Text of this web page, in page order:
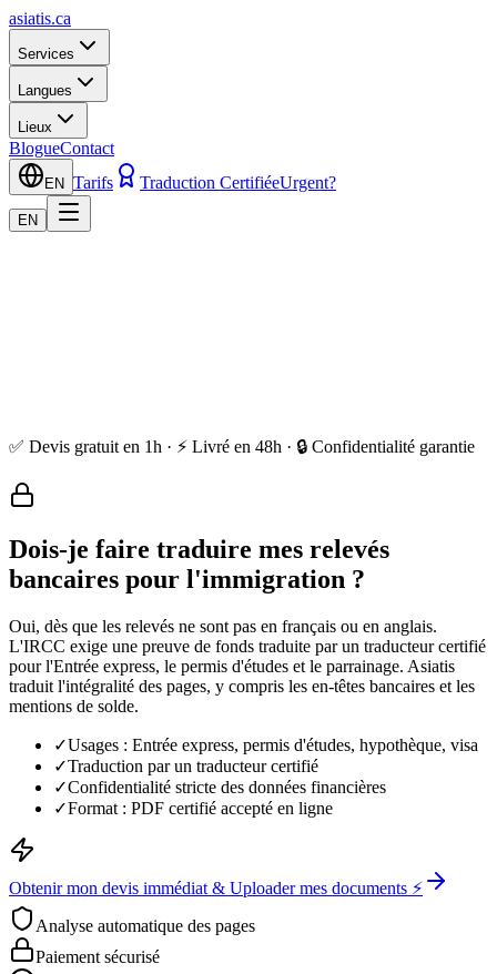
asiatis.ca
Services
Langues
Lieux
BlogueContact
EN Tarifs Traduction CertifiéeUrgent?
EN
✅ Devis gratuit en 1h · ⚡ Livré en 48h · 🔒 Confidentialité garantie
Dois-je faire traduire mes relevés
bancaires pour l'immigration ?
Oui, dès que les relevés ne sont pas en français ou en anglais.
L'IRCC exige une preuve de fonds traduite par un traducteur certifié
pour l'Entrée express, le permis d'études et le parrainage. Asiatis
traduit l'intégralité des pages, y compris les en-têtes bancaires et les
mentions de solde.
✓Usages : Entrée express, permis d'études, hypothèque, visa
✓Traduction par un traducteur certifié
✓Confidentialité stricte des données financières
✓Format : PDF certifié accepté en ligne
Obtenir mon devis immédiat & Uploader mes documents ⚡
Analyse automatique des pages
Paiement sécurisé